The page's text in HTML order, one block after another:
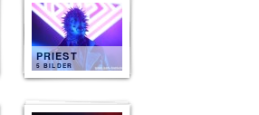
PRIEST
5 BILDER